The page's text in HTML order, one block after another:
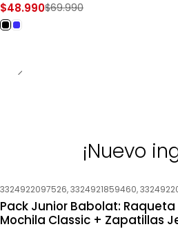
$48.990$69.990
¡Nuevo
-25% OFF
Nuevo
3324922097526, 3324921859460,
Pack Junior Babolat: Raqueta
Mochila Classic + Zapatillas